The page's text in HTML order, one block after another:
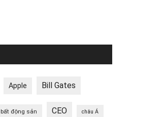
Apple Bill Gates
bất động sản CEO châu Á